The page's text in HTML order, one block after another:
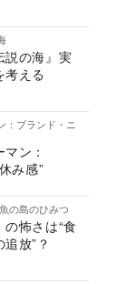
説の海』実
考える
：ブランド・ニ
マン：
み感”
の島のひみつ
の怖さは“食
放”？